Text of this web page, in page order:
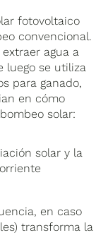
fotovoltaico
convencional.
agua a
luego se utiliza
para ganado,
en cómo
solar:
solar y la
en caso
transforma la